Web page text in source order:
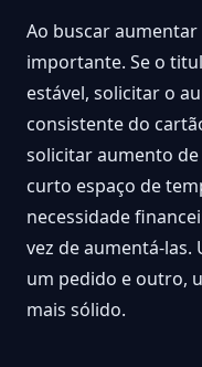
Ao buscar
importante. Se o
estável, solicitar o
consistente do
solicitar aumento
curto espaço de
necessidade
vez de aumentá-
um pedido e outro,
mais sólido.